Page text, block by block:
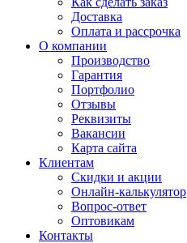
Доставка
Оплата и рассрочка
О компании
Производство
Гарантия
Портфолио
Отзывы
Реквизиты
Вакансии
Карта сайта
Клиентам
Скидки и акции
Онлайн-калькулятор
Вопрос-ответ
Оптовикам
Контакты